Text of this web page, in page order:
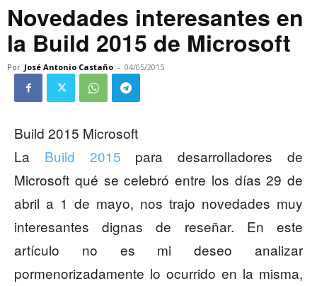
Novedades interesantes en
la Build 2015 de Microsoft
Por José Antonio Castaño - 04/05/2015
Build 2015 Microsoft
La Build 2015 para desarrolladores de
Microsoft qué se celebró entre los días 29 de
abril a 1 de mayo, nos trajo novedades muy
interesantes dignas de reseñar. En este
artículo no es mi deseo analizar
pormenorizadamente lo ocurrido en la misma,